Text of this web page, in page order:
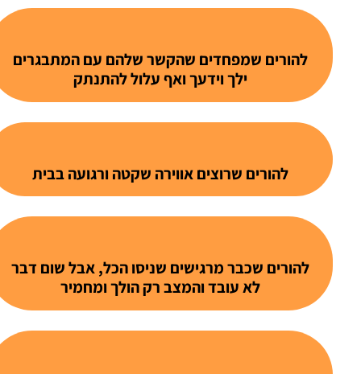
להורים שמפחדים שהקשר שלהם עם המתבגרים
ילך וידעך ואף עלול להתנתק
להורים שרוצים אווירה שקטה ורגועה בבית
להורים שכבר מרגישים שניסו הכל, אבל שום דבר
לא עובד והמצב רק הולך ומחמיר